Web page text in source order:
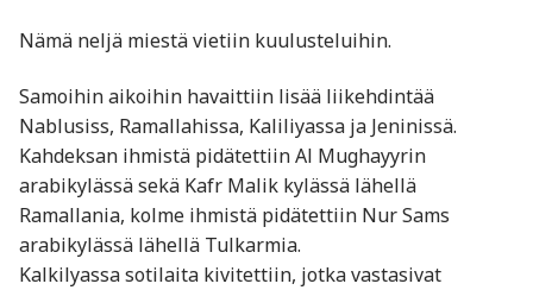
Nämä neljä miestä vietiin kuulusteluihin.
Samoihin aikoihin havaittiin lisää liikehdintää
Nablusiss, Ramallahissa, Kaliliyassa ja Jeninissä.
Kahdeksan ihmistä pidätettiin Al Mughayyrin
arabikylässä sekä Kafr Malik kylässä lähellä
Ramallania, kolme ihmistä pidätettiin Nur Sams
arabikylässä lähellä Tulkarmia.
Kalkilyassa sotilaita kivitettiin, jotka vastasivat